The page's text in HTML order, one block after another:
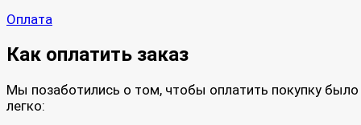
Оплата
Как оплатить заказ
Мы позаботились о том, чтобы оплатить покупку было
легко: